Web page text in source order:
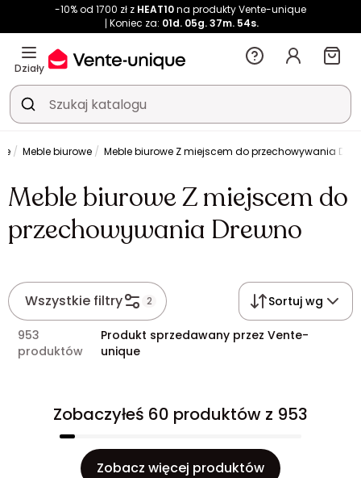
-10% od 1700 zł z HEAT10na produkty Vente-unique
Koniec za: 01d. 05g. 37m. 53s.
Działy
Meble biurowe Meble biurowe Z miejscem do przechowywania
Meble biurowe Z miejscem do
przechowywania Drewno
Wszystkie filtry 2 Sortuj wg
953
produktów
Produkt sprzedawany przez Vente-
unique
Zobaczyłeś 60 produktów z 953
Zobacz więcej produktów